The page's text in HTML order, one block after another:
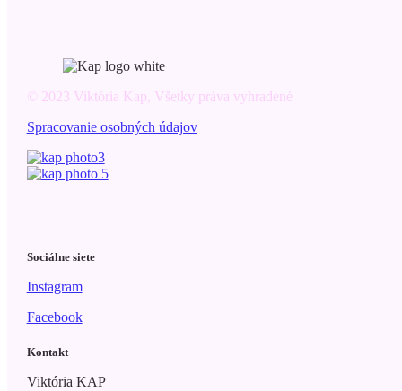
© 2023 Viktória Kap, Všetky práva vyhradené
Spracovanie osobných údajov
Sociálne siete
Instagram
Facebook
Kontakt
Viktória KAP